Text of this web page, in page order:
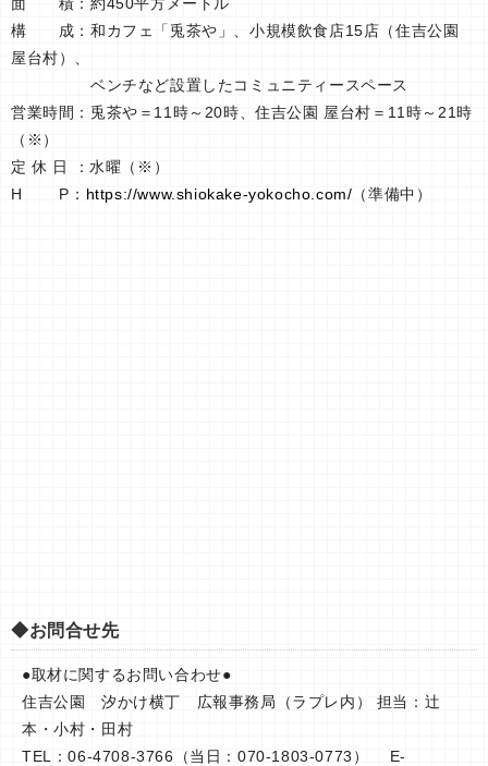
構 成：和カフェ「兎茶や」、小規模飲食店15店（住吉公園
屋台村）、
ベンチなど設置したコミュニティースペース
営業時間：兎茶や＝11時～20時、住吉公園 屋台村＝11時～21時
（※）
定 休 日 ：水曜（※）
H P： https://www.shiokake-yokocho.com/ （準備中）
◆お問合せ先
●取材に関するお問い合わせ●
住吉公園 汐かけ横丁 広報事務局（ラプレ内） 担当：辻
本・小村・田村
TEL：06-4708-3766（当日：070-1803-0773） E-